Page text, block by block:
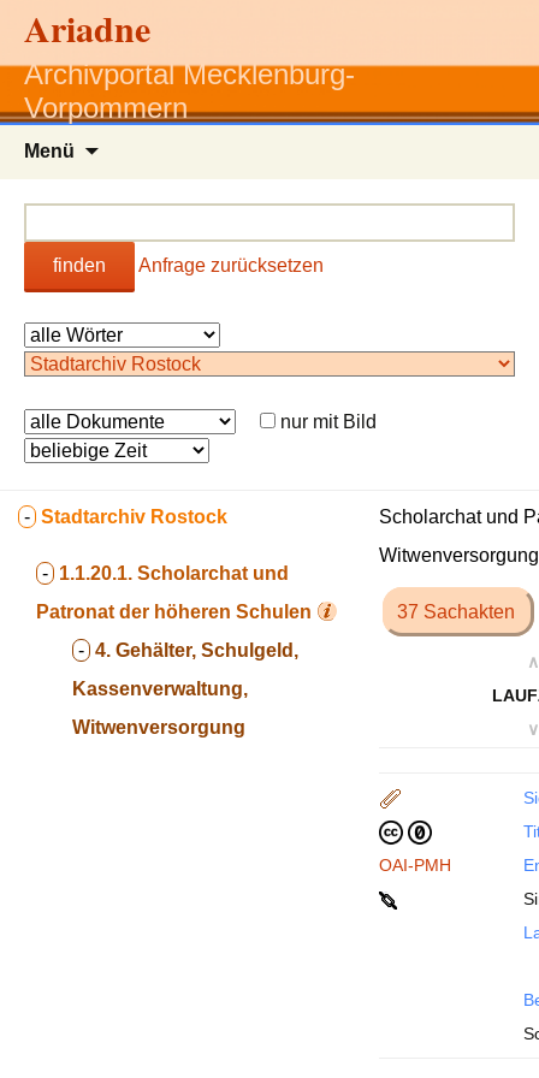
Ariadne
Archivportal Mecklenburg-
Vorpommern
Menü
finden Anfrage zurücksetzen
nur mit Bild
- Stadtarchiv Rostock
- 1.1.20.1. Scholarchat und
Patronat der höheren Schulen
- 4. Gehälter, Schulgeld,
Kassenverwaltung,
Witwenversorgung
Scholarchat und
Witwenversorgung
37 Sachakten
∧
∨
OAI-PMH